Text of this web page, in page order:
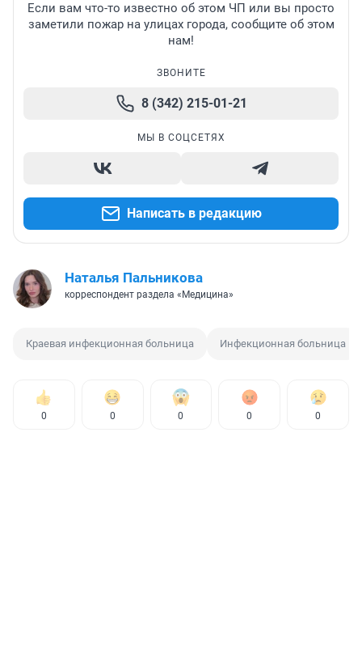
Если вам что-то известно об этом ЧП или вы просто
заметили пожар на улицах города, сообщите об этом
нам!
ЗВОНИТЕ
8 (342) 215-01-21
МЫ В СОЦСЕТЯХ
Написать в редакцию
Наталья Пальникова
корреспондент раздела «Медицина»
Краевая инфекционная больница Инфекционная больница
0 0 0 0 0